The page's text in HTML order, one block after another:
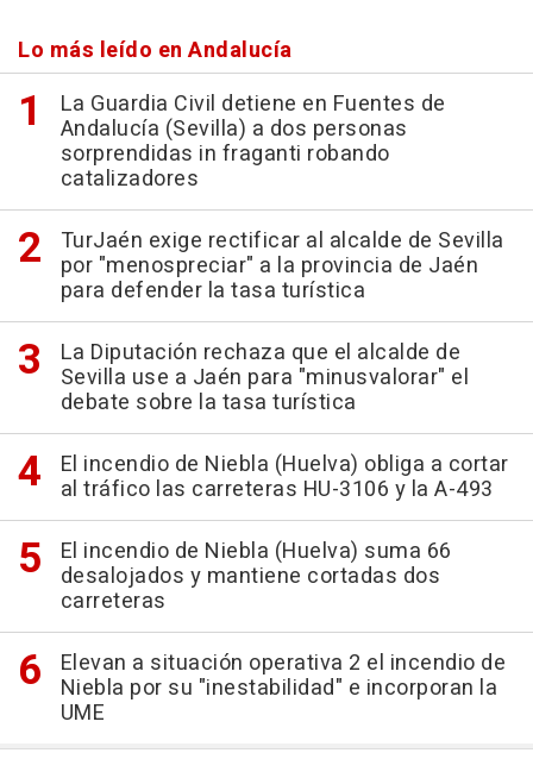
Lo más leído en Andalucía
La Guardia Civil detiene en Fuentes de
Andalucía (Sevilla) a dos personas
sorprendidas in fraganti robando
catalizadores
TurJaén exige rectificar al alcalde de Sevilla
por "menospreciar" a la provincia de Jaén
para defender la tasa turística
La Diputación rechaza que el alcalde de
Sevilla use a Jaén para "minusvalorar" el
debate sobre la tasa turística
El incendio de Niebla (Huelva) obliga a cortar
al tráfico las carreteras HU-3106 y la A-493
El incendio de Niebla (Huelva) suma 66
desalojados y mantiene cortadas dos
carreteras
Elevan a situación operativa 2 el incendio de
Niebla por su "inestabilidad" e incorporan la
UME